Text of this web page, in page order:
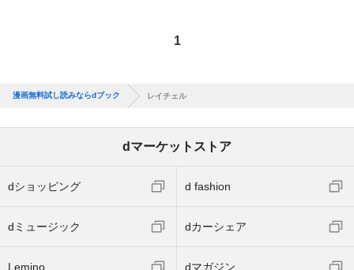
1
漫画無料試し読みならdブック レイチェル
dマーケットストア
dショッピング d fashion
dミュージック dカーシェア
Lemino dマガジン